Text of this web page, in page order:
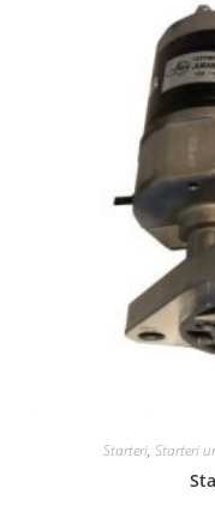
Starteri, Starteri